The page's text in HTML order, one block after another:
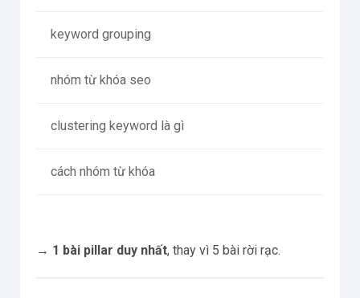
keyword grouping
nhóm từ khóa seo
clustering keyword là gì
cách nhóm từ khóa
→ 1 bài pillar duy nhất, thay vì 5 bài rời rạc.